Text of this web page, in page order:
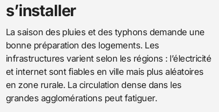
s’installer
La saison des pluies et des typhons demande une
bonne préparation des logements. Les
infrastructures varient selon les régions : l’électricité
et internet sont fiables en ville mais plus aléatoires
en zone rurale. La circulation dense dans les
grandes agglomérations peut fatiguer.